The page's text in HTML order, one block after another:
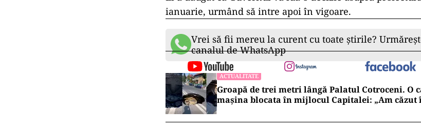
ianuarie, urmând să intre apoi în vigoare.
Vrei să fii mereu la curent cu toate știrile?
canalul de WhatsApp
ACTUALITATE
Groapă de trei metri lângă Palatul Cotroceni. O
mașina blocata în mijlocul Capitalei: „Am căzut